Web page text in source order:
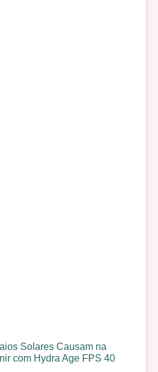
Solares Causam na
com Hydra Age FPS 40